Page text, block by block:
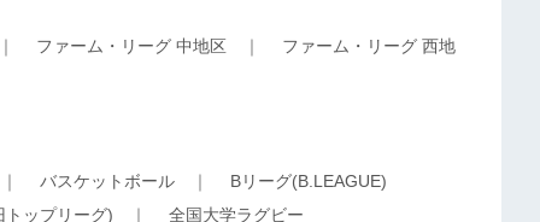
ファーム・リーグ 中地区 ｜ ファーム・リーグ 西地
バスケットボール ｜ Bリーグ(B.LEAGUE)
トップリーグ) ｜ 全国大学ラグビー